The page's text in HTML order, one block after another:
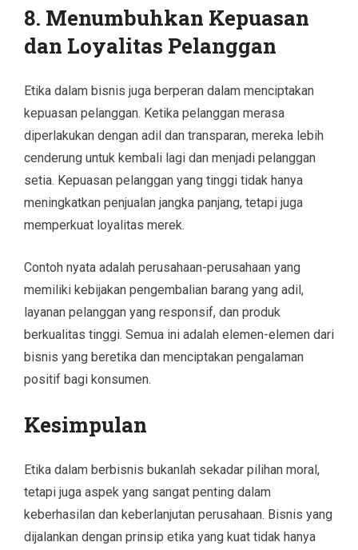
8. Menumbuhkan Kepuasan
dan Loyalitas Pelanggan
Etika dalam bisnis juga berperan dalam menciptakan
kepuasan pelanggan. Ketika pelanggan merasa
diperlakukan dengan adil dan transparan, mereka lebih
cenderung untuk kembali lagi dan menjadi pelanggan
setia. Kepuasan pelanggan yang tinggi tidak hanya
meningkatkan penjualan jangka panjang, tetapi juga
memperkuat loyalitas merek.
Contoh nyata adalah perusahaan-perusahaan yang
memiliki kebijakan pengembalian barang yang adil,
layanan pelanggan yang responsif, dan produk
berkualitas tinggi. Semua ini adalah elemen-elemen dari
bisnis yang beretika dan menciptakan pengalaman
positif bagi konsumen.
Kesimpulan
Etika dalam berbisnis bukanlah sekadar pilihan moral,
tetapi juga aspek yang sangat penting dalam
keberhasilan dan keberlanjutan perusahaan. Bisnis yang
dijalankan dengan prinsip etika yang kuat tidak hanya